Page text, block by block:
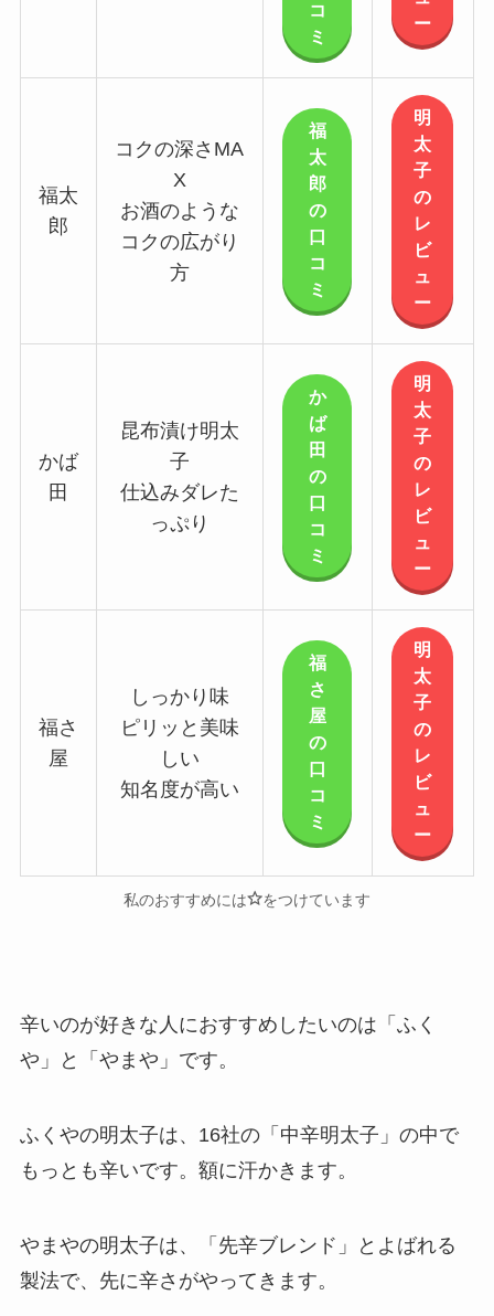
コ
ミ
ー
福太
郎
コクの深さMA
X
お酒のような
コクの広がり
方
福
太
郎
の
口
コ
ミ
明
太
子
の
レ
ビ
ュ
ー
かば
田
昆布漬け明太
子
仕込みダレた
っぷり
か
ば
田
の
口
コ
ミ
明
太
子
の
レ
ビ
ュ
ー
福さ
屋
しっかり味
ピリッと美味
しい
知名度が高い
福
さ
屋
の
口
コ
ミ
明
太
子
の
レ
ビ
ュ
ー
私のおすすめには をつけています
辛いのが好きな人におすすめしたいのは「 ふく
や 」と「 やまや 」です。
ふくやの明太子は、16社の「中辛明太子」の中で
もっとも辛いです。額に汗かきます。
やまやの明太子は、「先辛ブレンド」とよばれる
製法で、先に辛さがやってきます。